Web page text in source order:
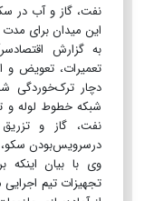
نفت، گاز و آب در
این میدان برای
به گزارش
تعمیرات، تعویض
دچار ترک‌خوردگی
شبکه خطوط لوله و
نفت، گاز و
درسرویس‌بودن سکو،
وی با بیان اینکه
تجهیزات تیم